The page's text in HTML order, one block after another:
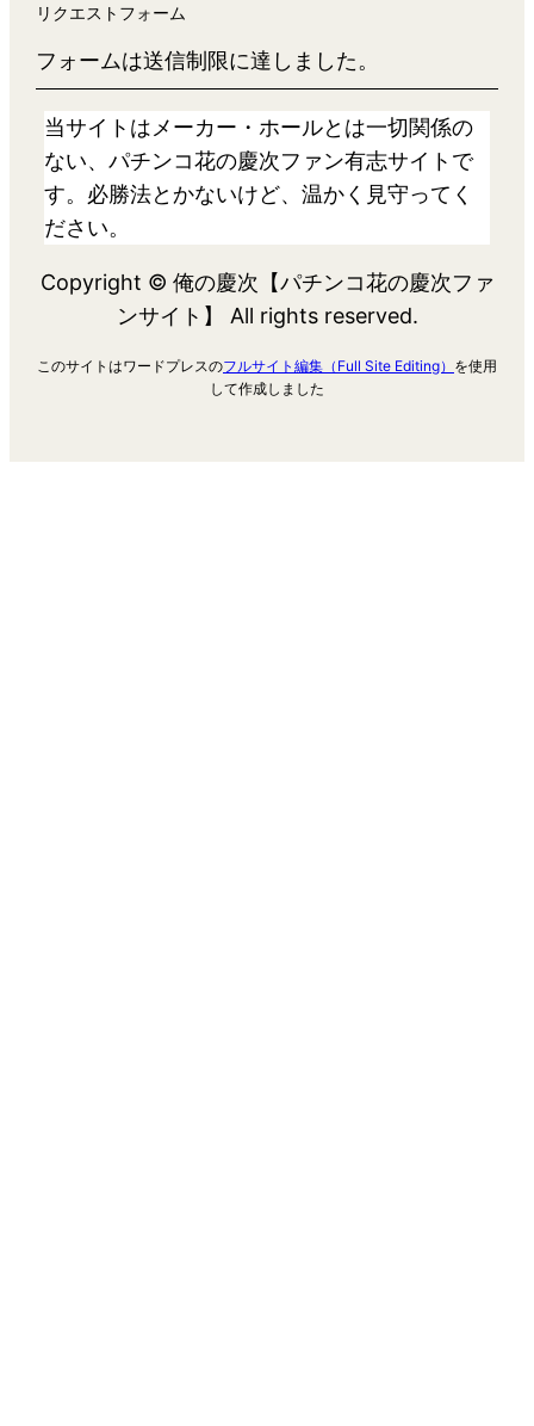
リクエストフォーム
フォームは送信制限に達しました。
当サイトはメーカー・ホールとは一切関係の
ない、パチンコ花の慶次ファン有志サイトで
す。必勝法とかないけど、温かく見守ってく
ださい。
Copyright © 俺の慶次【パチンコ花の慶次ファ
ンサイト】 All rights reserved.
このサイトはワードプレスのフルサイト編集（Full Site Editing） を使用
して作成しました